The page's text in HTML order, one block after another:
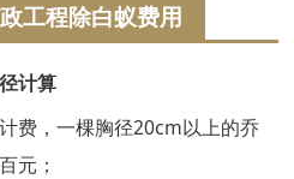
工程除白蚁费用
计算
费，一棵胸径20cm以上的乔
元；